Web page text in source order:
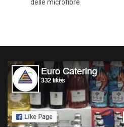
delle microfibre